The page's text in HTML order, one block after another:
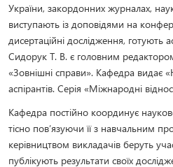
України, закордонних журналах,
виступають із доповідями на
дисертаційні дослідження, готують
Сидорук Т. В. є головним
«Зовнішні справи». Кафедра видає
аспірантів. Серія «Міжнародні
Кафедра постійно координує
тісно пов’язуючи її з навчальним
керівництвом викладачів беруть
публікують результати своїх